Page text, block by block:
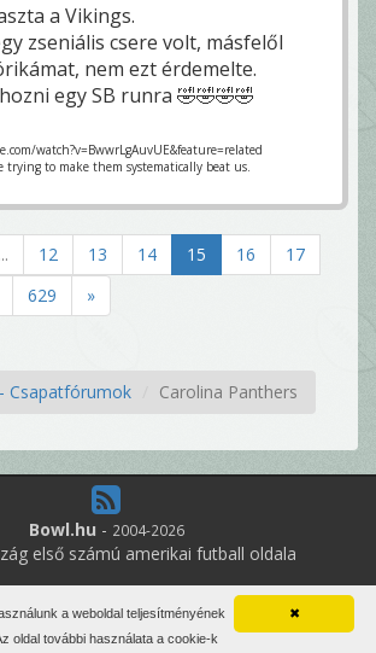
a Vikings.
zseniális csere volt, másfelől
nem ezt érdemelte.
egy SB runra 🤣🤣🤣🤣
watch?v=BwwrLgAuvUE&feature=related
trying to make them systematically beat us.
... 12 13 14 15 16
17
629 »
Csapatfórumok Carolina Panthers
Bowl.hu - 2004-2026
első számú amerikai futball oldala
4
online felhasználó
Írott anyagok újraközlése csak a szerző
✖
a weboldal teljesítményének
oldal további használata a cookie-k